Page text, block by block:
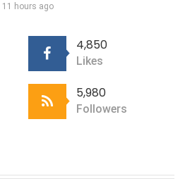
11 hours ago
4,850
Likes
5,980
Followers